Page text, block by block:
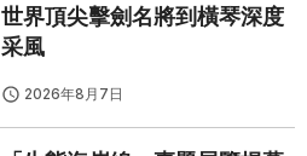
世界頂尖擊劍名將到橫琴深度
采風
2026年8月7日